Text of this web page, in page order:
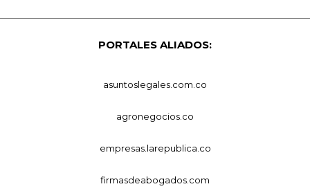
PORTALES ALIADOS:
asuntoslegales.com.co
agronegocios.co
empresas.larepublica.co
firmasdeabogados.com